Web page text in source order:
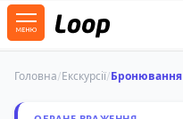
Головна/Екскурсії/Бронювання